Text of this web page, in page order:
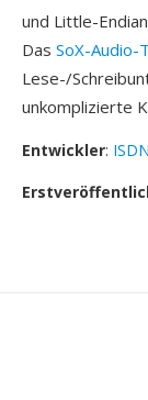
und Little-
Das SoX-Audio-
Lese-/
unkomplizierte
Entwickler: